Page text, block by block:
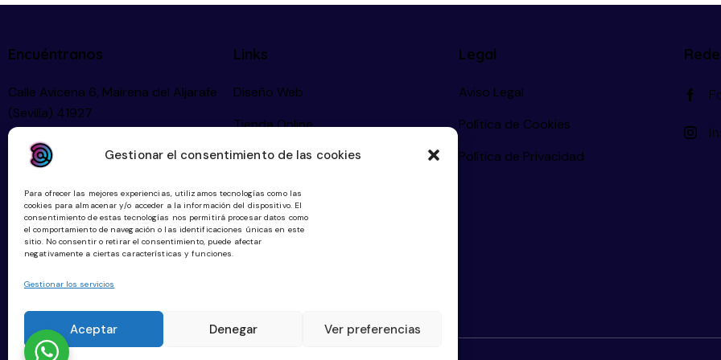
Gestionar el consentimiento de las cookies
Para ofrecer las mejores experiencias, utilizamos tecnologías como las
cookies para almacenar y/o acceder a la información del dispositivo. El
consentimiento de estas tecnologías nos permitirá procesar datos como
el comportamiento de navegación o las identificaciones únicas en este
sitio. No consentir o retirar el consentimiento, puede afectar
negativamente a ciertas características y funciones.
Gestionar los servicios
Aceptar Denegar Ver preferencias
Encuéntranos
Calle Avicena 6, Mairena del Aljarafe
(Sevilla) 41927
623 042 739
Links
Diseño Web
Tienda Online
Community Manager
Planes Digitalización
Legal
Aviso Legal
Política de Cookies
Política de Privacidad